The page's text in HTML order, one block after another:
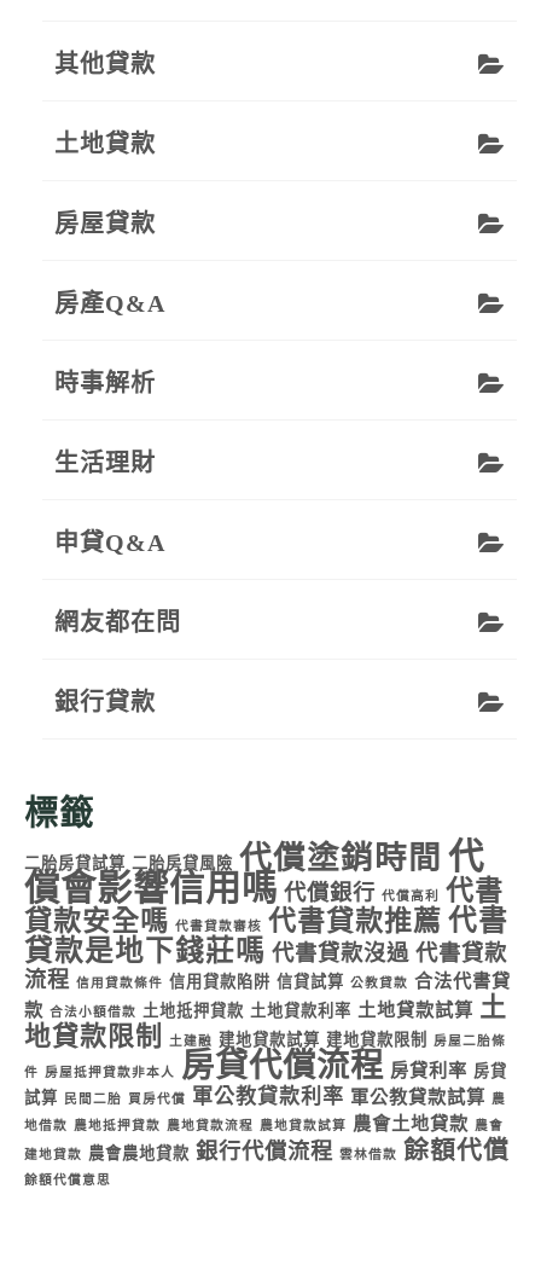
其他貸款
土地貸款
房屋貸款
房產Q&A
時事解析
生活理財
申貸Q&A
網友都在問
銀行貸款
標籤
二胎房貸試算 二胎房貸風險 代償塗銷時間 代
償會影響信用嗎 代償銀行 代償高利
代書
貸款安全嗎 代書貸款審核 代書貸款推薦 代書
貸款是地下錢莊嗎 代書貸款沒過 代書貸款
流程 信用貸款條件 信用貸款陷阱 信貸試算 公教貸款 合法代書貸
款 合法小額借款 土地抵押貸款 土地貸款利率 土地貸款試算 土
地貸款限制
土建融 建地貸款試算 建地貸款限制 房屋二胎條
件 房屋抵押貸款非本人 房貸代償流程 房貸利率 房貸
試算
民間二胎 買房代償 軍公教貸款利率 軍公教貸款試算
農
地借款
農地抵押貸款 農地貸款流程 農地貸款試算 農會土地貸款 農會
建地貸款 農會農地貸款 銀行代償流程 雲林借款 餘額代償
餘額代償意思